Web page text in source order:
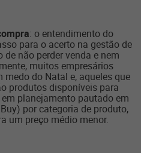
: o entendimento do
para o acerto na gestão de
não perder venda e nem
muitos empresários
do Natal e, aqueles que
produtos disponíveis para
planejamento pautado em
por categoria de produto,
um preço médio menor.